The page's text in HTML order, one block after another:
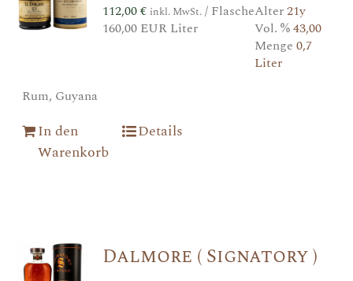
112,00€ inkl. MwSt. / Flasche
160,00 EUR Liter
Alter21y
Vol. %43,00
Menge0,7
Liter
Rum, Guyana
In den
Warenkorb
Details
Dalmore ( Signatory )